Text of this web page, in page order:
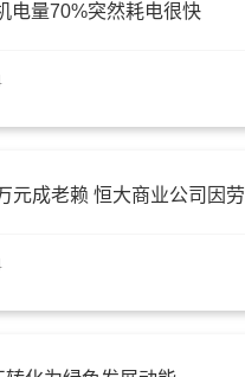
电量70%突然耗电很快
元成老赖 恒大商业公司因